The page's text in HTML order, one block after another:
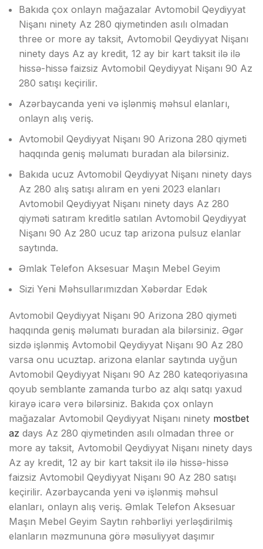
Bakıda çox onlayn mağazalar Avtomobil Qeydiyyat
Nişanı ninety Az 280 qiymetinden asılı olmadan
three or more ay taksit, Avtomobil Qeydiyyat Nişanı
ninety days Az ay kredit, 12 ay bir kart taksit ilə ilə
hissə-hissə faizsiz Avtomobil Qeydiyyat Nişanı 90 Az
280 satışı keçirilir.
Azərbaycanda yeni və işlənmiş məhsul elanları,
onlayn alış veriş.
Avtomobil Qeydiyyat Nişanı 90 Arizona 280 qiymeti
haqqında geniş məlumatı buradan ala bilərsiniz.
Bakıda ucuz Avtomobil Qeydiyyat Nişanı ninety days
Az 280 alış satışı alıram en yeni 2023 elanları
Avtomobil Qeydiyyat Nişanı ninety days Az 280
qiyməti satıram kreditlə satılan Avtomobil Qeydiyyat
Nişanı 90 Az 280 ucuz tap arizona pulsuz elanlar
saytında.
Əmlak Telefon Aksesuar Maşın Mebel Geyim
Sizi Yeni Məhsullarımızdan Xəbərdar Edək
Avtomobil Qeydiyyat Nişanı 90 Arizona 280 qiymeti
haqqında geniş məlumatı buradan ala bilərsiniz. Əgər
sizdə işlənmiş Avtomobil Qeydiyyat Nişanı 90 Az 280
varsa onu ucuztap. arizona elanlar saytında uyğun
Avtomobil Qeydiyyat Nişanı 90 Az 280 kateqoriyasına
qoyub semblante zamanda turbo az alqı satqı yaxud
kirayə icarə verə bilərsiniz. Bakıda çox onlayn
mağazalar Avtomobil Qeydiyyat Nişanı ninety mostbet
az days Az 280 qiymetinden asılı olmadan three or
more ay taksit, Avtomobil Qeydiyyat Nişanı ninety days
Az ay kredit, 12 ay bir kart taksit ilə ilə hissə-hissə
faizsiz Avtomobil Qeydiyyat Nişanı 90 Az 280 satışı
keçirilir. Azərbaycanda yeni və işlənmiş məhsul
elanları, onlayn alış veriş. Əmlak Telefon Aksesuar
Maşın Mebel Geyim Saytın rəhbərliyi yerləşdirilmiş
elanların məzmununa görə məsuliyyət daşımır